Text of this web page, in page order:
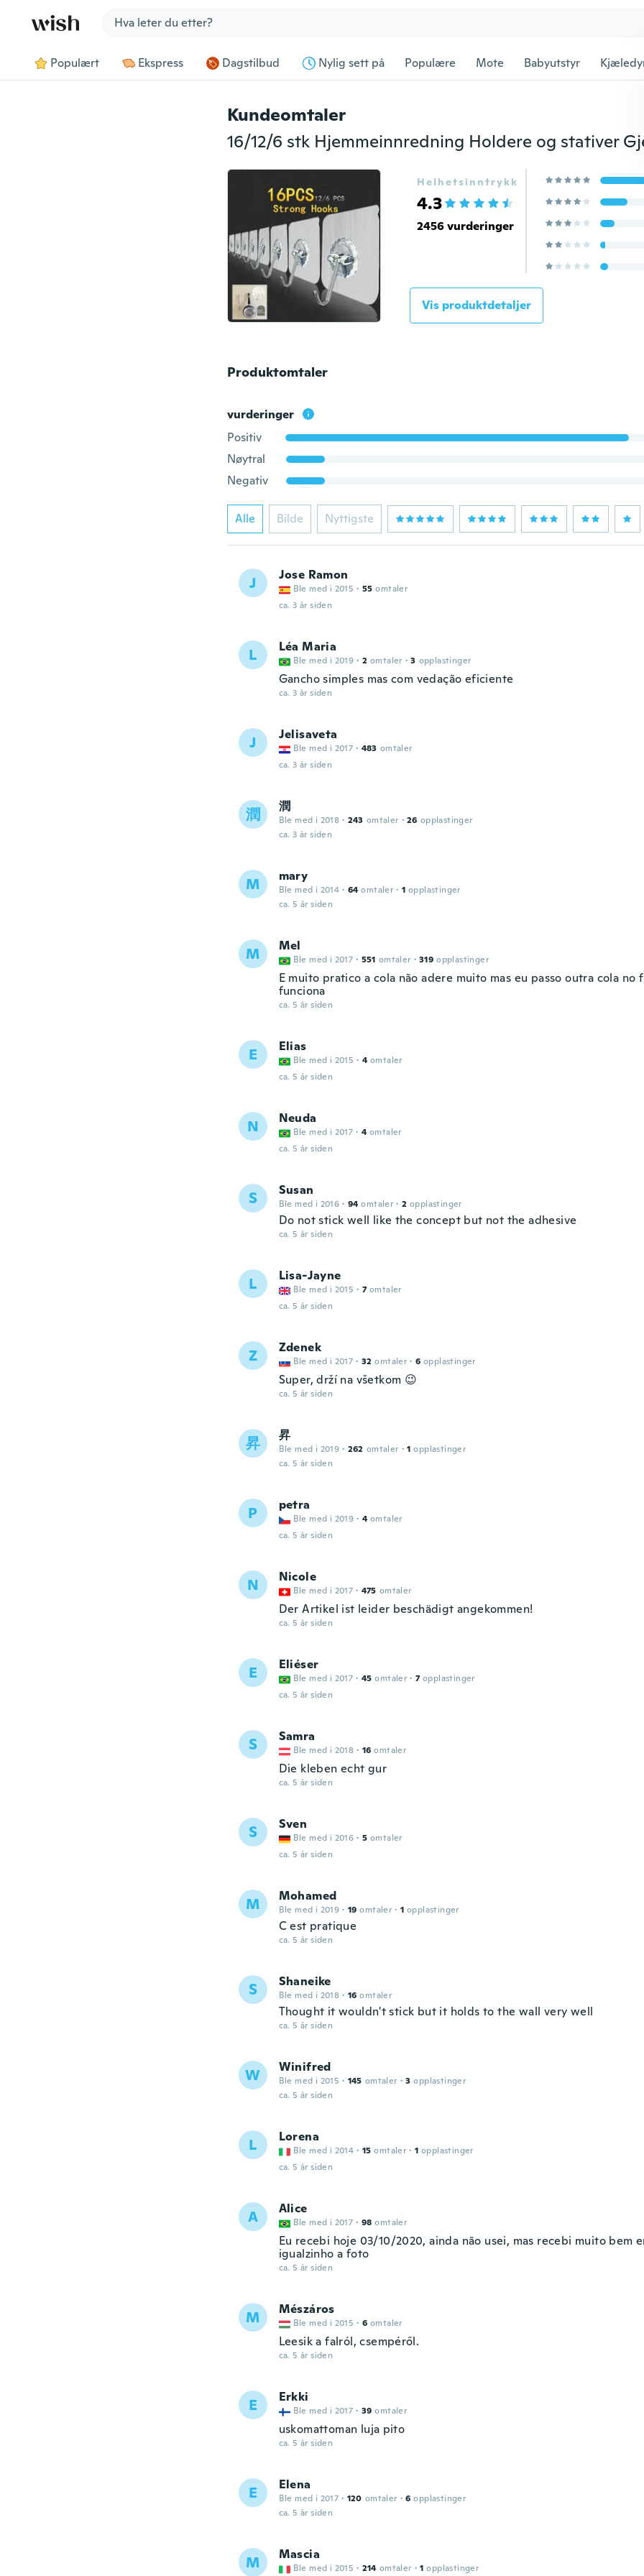
Populært Ekspress Dagstilbud Nylig sett på Populære Mote Babyutstyr
Kundeomtaler
Helhetsinntrykk
4.3
2456 vurderinger
Vis produktdetaljer
Produktomtaler
vurderinger
Positiv
Nøytral
Negativ
Alle Bilde Nyttigste
J Jose Ramon
Ble med i 2015 · 55 omtaler
ca. 3 år siden
L Léa Maria
Ble med i 2019 · 2 omtaler · 3 opplastinger
Gancho simples mas com vedação eficiente
ca. 3 år siden
J Jelisaveta
Ble med i 2017 · 483 omtaler
ca. 3 år siden
潤 潤
Ble med i 2018 · 243 omtaler · 26 opplastinger
ca. 3 år siden
M mary
Ble med i 2014 · 64 omtaler · 1 opplastinger
ca. 5 år siden
M Mel
Ble med i 2017 · 551 omtaler · 319 opplastinger
E muito pratico a cola não adere muito mas eu passo outra cola no
funciona
ca. 5 år siden
E Elias
Ble med i 2015 · 4 omtaler
ca. 5 år siden
N Neuda
Ble med i 2017 · 4 omtaler
ca. 5 år siden
S Susan
Ble med i 2016 · 94 omtaler · 2 opplastinger
Do not stick well like the concept but not the adhesive
ca. 5 år siden
L Lisa-Jayne
Ble med i 2015 · 7 omtaler
ca. 5 år siden
Z Zdenek
Ble med i 2017 · 32 omtaler · 6 opplastinger
Super, drží na všetkom 😉
ca. 5 år siden
昇 昇
Ble med i 2019 · 262 omtaler · 1 opplastinger
ca. 5 år siden
P petra
Ble med i 2019 · 4 omtaler
ca. 5 år siden
N Nicole
Ble med i 2017 · 475 omtaler
Der Artikel ist leider beschädigt angekommen!
ca. 5 år siden
E Eliéser
Ble med i 2017 · 45 omtaler · 7 opplastinger
ca. 5 år siden
S Samra
Ble med i 2018 · 16 omtaler
Die kleben echt gur
ca. 5 år siden
S Sven
Ble med i 2016 · 5 omtaler
ca. 5 år siden
M Mohamed
Ble med i 2019 · 19 omtaler · 1 opplastinger
C est pratique
ca. 5 år siden
S Shaneike
Ble med i 2018 · 16 omtaler
Thought it wouldn't stick but it holds to the wall very well
ca. 5 år siden
W Winifred
Ble med i 2015 · 145 omtaler · 3 opplastinger
ca. 5 år siden
L Lorena
Ble med i 2014 · 15 omtaler · 1 opplastinger
ca. 5 år siden
A Alice
Ble med i 2017 · 98 omtaler
Eu recebi hoje 03/10/2020, ainda não usei, mas recebi muito bem
igualzinho a foto
ca. 5 år siden
M Mészáros
Ble med i 2015 · 6 omtaler
Leesik a falról, csempéről.
ca. 5 år siden
E Erkki
Ble med i 2017 · 39 omtaler
uskomattoman luja pito
ca. 5 år siden
E Elena
Ble med i 2017 · 120 omtaler · 6 opplastinger
ca. 5 år siden
M Mascia
Ble med i 2015 · 214 omtaler · 1 opplastinger